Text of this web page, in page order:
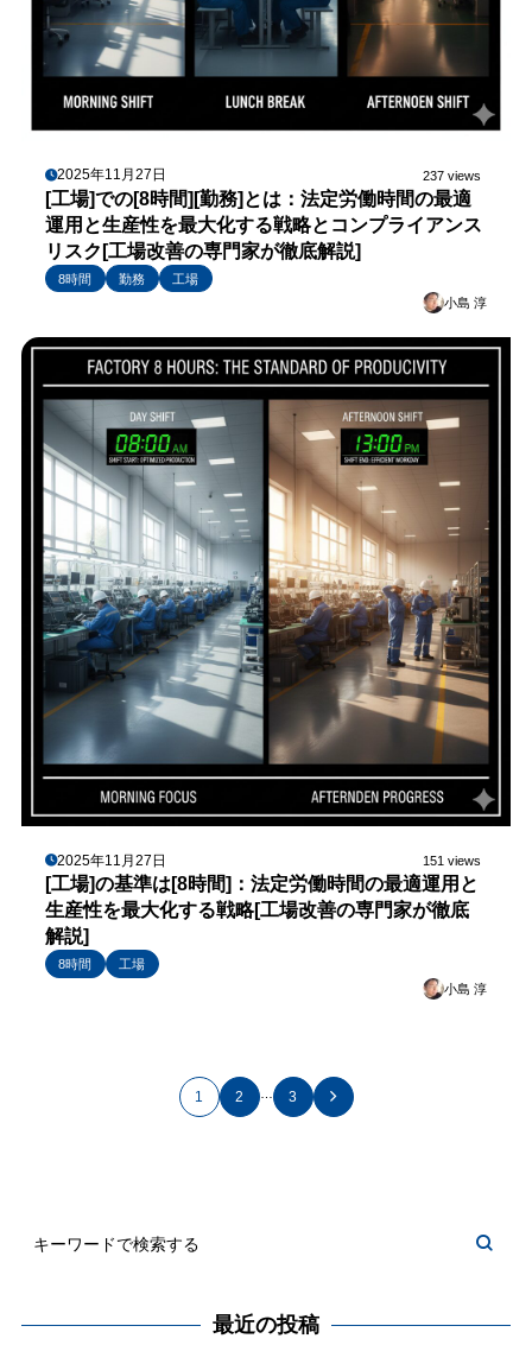
2025年11月27日 237 views
[工場]での[8時間][勤務]とは：法定労働時間の最適
運用と生産性を最大化する戦略とコンプライアンス
リスク[工場改善の専門家が徹底解説]
8時間 勤務
工場
小島 淳
2025年11月27日 151 views
[工場]の基準は[8時間]：法定労働時間の最適運用と
生産性を最大化する戦略[工場改善の専門家が徹底
解説]
8時間
工場
小島 淳
1 2 … 3
最近の投稿